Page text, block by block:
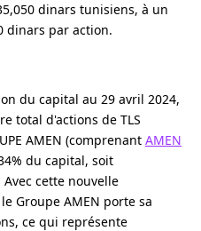
dinars tunisiens, à un
dinars par action.
du capital au 29 avril 2024,
total d'actions de TLS
AMEN (comprenant AMEN
du capital, soit
cette nouvelle
Groupe AMEN porte sa
ce qui représente